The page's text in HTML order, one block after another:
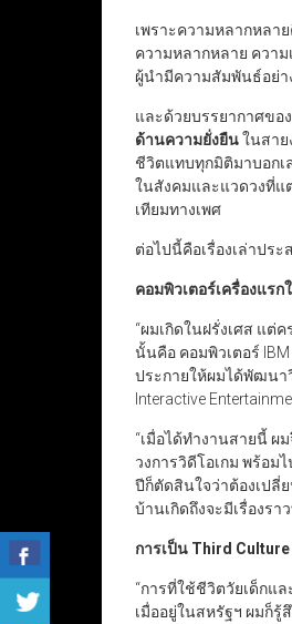
เพราะความหลากหลา
ความหลากหลาย ควา
ผู้นำมีความสัมพันธ์อย่า
และด้วยบรรยากาศขอ
ด้านความยั่งยืนในสาย
ชีวิตแทบทุกมิติมาบอกเ
ในสังคมและแวดวงที่แ
เทียมทางเพศ
ต่อไปนี้คือเรื่องเล่าปร
คอมพิวเตอร์เครื่องแร
“ผมเกิดในฝรั่งเศส แต่
นั้นคือ คอมพิวเตอร์
ประกายให้ผมได้พัฒนา
Interactive
“เมื่อได้ทำงานสายนี้ ผ
วงการวิดีโอเกม พร้อ
ปีก็ตัดสินใจว่าต้องเปลี่
บ้านเกิดถึงจะมีเรื่องรา
การเป็น Third Culture
“การที่ใช้ชีวิตวัยเด็กแ
เมื่ออยู่ในสหรัฐฯ ผมก็รู้